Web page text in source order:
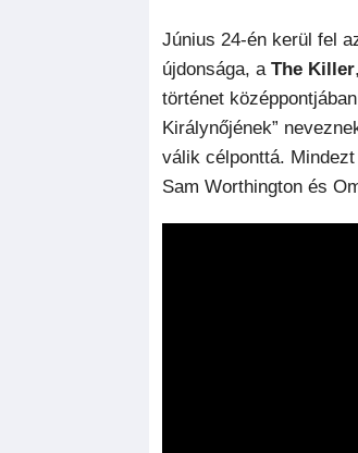
Június 24-én kerül fel
újdonsága, a The Killer
történet
Királynőjének”
válik célponttá.
Sam Worthington és